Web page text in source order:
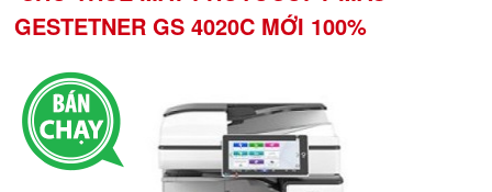
GESTETNER GS 4020C MỚI 100%